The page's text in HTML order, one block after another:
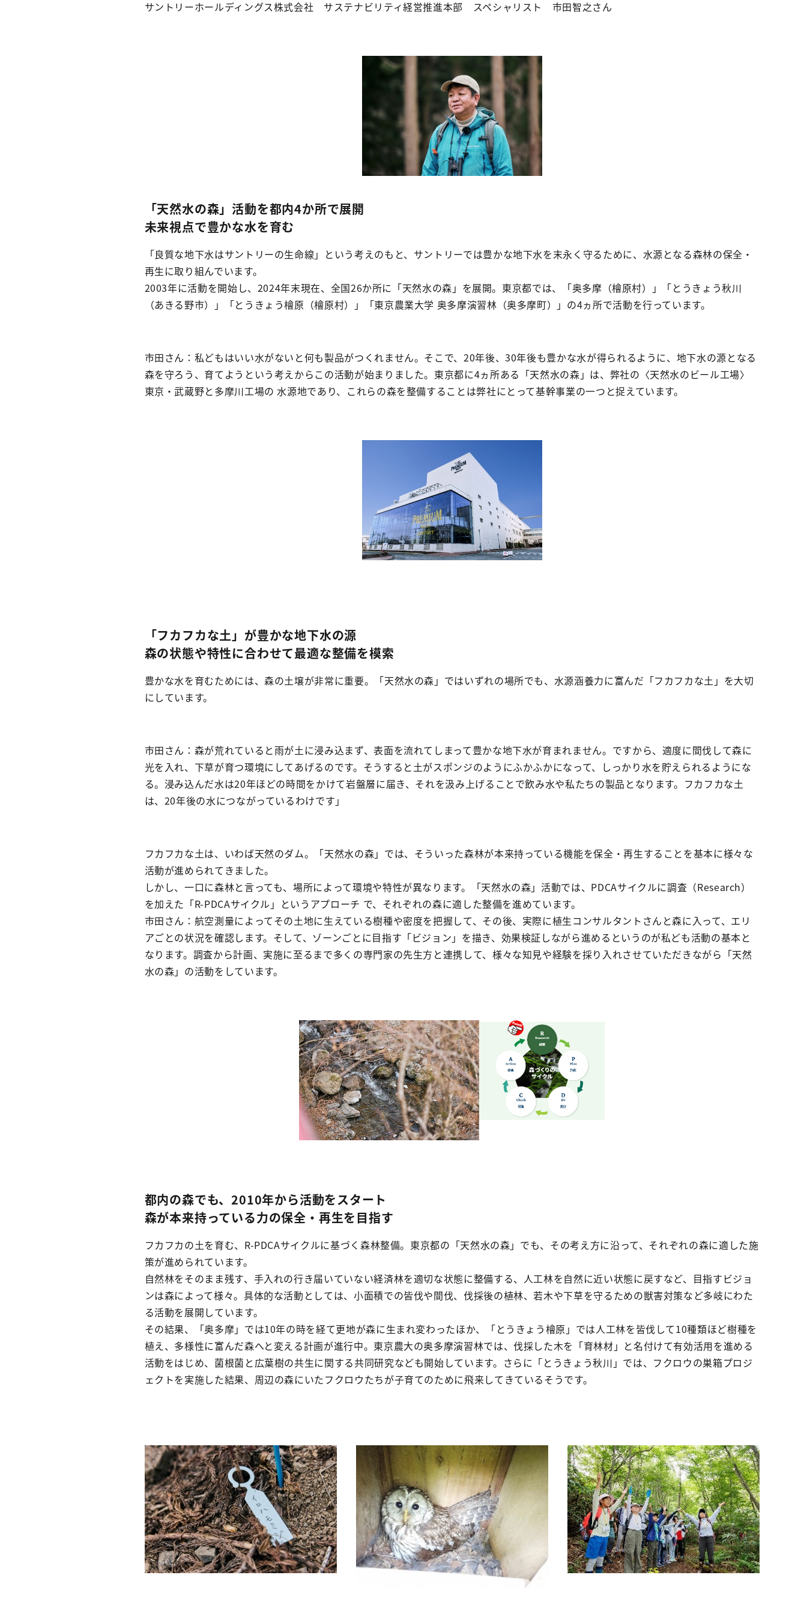
サントリーホールディングス株式会社 サステナビリティ経営推進本部 スペシャリスト 市田智之さん
「天然水の森」活動を都内4か所で展開
未来視点で豊かな水を育む
「良質な地下水はサントリーの生命線」という考えのもと、サントリーでは豊かな地下水を末永く守るために、水源となる森林の保全・
再生に取り組んでいます。
2003年に活動を開始し、2024年末現在、全国26か所に「天然水の森」を展開。東京都では、「奥多摩（檜原村）」「とうきょう秋川
（あきる野市）」「とうきょう檜原（檜原村）」「東京農業大学 奥多摩演習林（奥多摩町）」の4ヵ所で活動を行っています。
市田さん：私どもはいい水がないと何も製品がつくれません。そこで、20年後、30年後も豊かな水が得られるように、地下水の源となる
森を守ろう、育てようという考えからこの活動が始まりました。東京都に4ヵ所ある「天然水の森」は、弊社の〈天然水のビール工場〉
東京・武蔵野と多摩川工場の 水源地であり、これらの森を整備することは弊社にとって基幹事業の一つと捉えています。
「フカフカな土」が豊かな地下水の源
森の状態や特性に合わせて最適な整備を模索
豊かな水を育むためには、森の土壌が非常に重要。「天然水の森」ではいずれの場所でも、水源涵養力に富んだ「フカフカな土」を大切
にしています。
市田さん：森が荒れていると雨が土に浸み込まず、表面を流れてしまって豊かな地下水が育まれません。ですから、適度に間伐して森に
光を入れ、下草が育つ環境にしてあげるのです。そうすると土がスポンジのようにふかふかになって、しっかり水を貯えられるようにな
る。浸み込んだ水は20年ほどの時間をかけて岩盤層に届き、それを汲み上げることで飲み水や私たちの製品となります。フカフカな土
は、20年後の水につながっているわけです」
フカフカな土は、いわば天然のダム。「天然水の森」では、そういった森林が本来持っている機能を保全・再生することを基本に様々な
活動が進められてきました。
しかし、一口に森林と言っても、場所によって環境や特性が異なります。「天然水の森」活動では、PDCAサイクルに調査（Research）
を加えた「R-PDCAサイクル」というアプローチ で、それぞれの森に適した整備を進めています。
市田さん：航空測量によってその土地に生えている樹種や密度を把握して、その後、実際に植生コンサルタントさんと森に入って、エリ
アごとの状況を確認します。そして、ゾーンごとに目指す「ビジョン」を描き、効果検証しながら進めるというのが私ども活動の基本と
なります。調査から計画、実施に至るまで多くの専門家の先生方と連携して、様々な知見や経験を採り入れさせていただきながら「天然
水の森」の活動をしています。
都内の森でも、2010年から活動をスタート
森が本来持っている力の保全・再生を目指す
フカフカの土を育む、R-PDCAサイクルに基づく森林整備。東京都の「天然水の森」でも、その考え方に沿って、それぞれの森に適した施
策が進められています。
自然林をそのまま残す、手入れの行き届いていない経済林を適切な状態に整備する、人工林を自然に近い状態に戻すなど、目指すビジョ
ンは森によって様々。具体的な活動としては、小面積での皆伐や間伐、伐採後の植林、若木や下草を守るための獣害対策など多岐にわた
る活動を展開しています。
その結果、「奥多摩」では10年の時を経て更地が森に生まれ変わったほか、「とうきょう檜原」では人工林を皆伐して10種類ほど樹種を
植え、多様性に富んだ森へと変える計画が進行中。東京農大の奥多摩演習林では、伐採した木を「育林材」と名付けて有効活用を進める
活動をはじめ、菌根菌と広葉樹の共生に関する共同研究なども開始しています。さらに「とうきょう秋川」では、フクロウの巣箱プロジ
ェクトを実施した結果、周辺の森にいたフクロウたちが子育てのために飛来してきているそうです。